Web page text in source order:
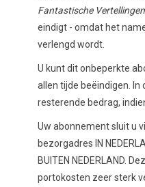
Fantastische Vertellingen
eindigt - omdat het
verlengd wordt.
U kunt dit onbeperkte
allen tijde beëindigen.
resterende bedrag,
Uw abonnement sluit u
bezorgadres IN
BUITEN NEDERLAND.
portokosten zeer sterk